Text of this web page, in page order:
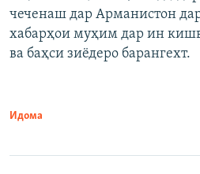
720p
чеченаш дар Арманистон
хабарҳои муҳим дар ин
ва баҳси зиёдеро барангехт.
Идома